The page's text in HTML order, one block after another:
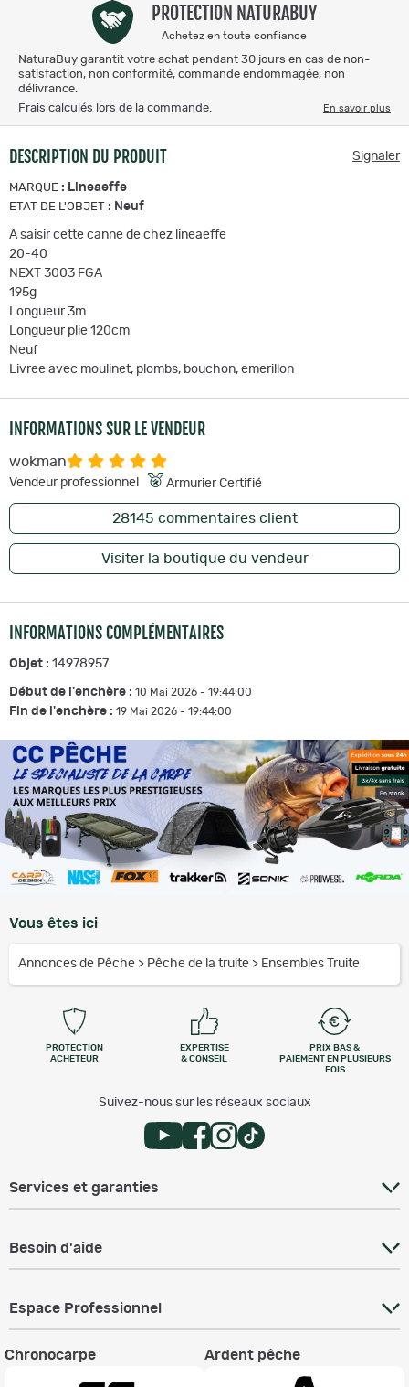
PROTECTION NATURABUY
Achetez en toute confiance
NaturaBuy garantit votre achat pendant 30 jours en cas de non-
satisfaction, non conformité, commande endommagée, non
délivrance.
Frais calculés lors de la commande.
En savoir plus
DESCRIPTION DU PRODUIT Signaler
MARQUE : Lineaeffe
ETAT DE L'OBJET : Neuf
A saisir cette canne de chez lineaeffe
20-40
NEXT 3003 FGA
195g
Longueur 3m
Longueur plie 120cm
Neuf
Livree avec moulinet, plombs, bouchon, emerillon
INFORMATIONS SUR LE VENDEUR
wokman
Vendeur professionnel Armurier Certifié
28145 commentaires client
Visiter la boutique du vendeur
INFORMATIONS COMPLÉMENTAIRES
Objet : 14978957
Début de l'enchère : 10 Mai 2026 - 19:44:00
Fin de l'enchère : 19 Mai 2026 - 19:44:00
Vous êtes ici
Annonces de Pêche > Pêche de la truite > Ensembles Truite
PROTECTION
ACHETEUR
EXPERTISE
& CONSEIL
PRIX BAS &
PAIEMENT EN PLUSIEURS
FOIS
Suivez-nous sur les réseaux sociaux
Services et garanties
Besoin d'aide
Espace Professionnel
Chronocarpe Ardent pêche